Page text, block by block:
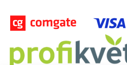
k
y
v
ý
p